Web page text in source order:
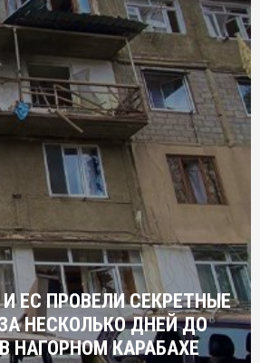
ЕС ПРОВЕЛИ СЕКРЕТНЫЕ
НЕСКОЛЬКО ДНЕЙ ДО
НАГОРНОМ КАРАБАХЕ